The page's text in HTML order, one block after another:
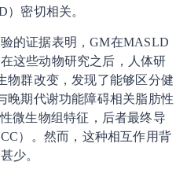
密切相关。
的证据表明，GM在MASLD
这些动物研究之后，人体研
物群改变，发现了能够区分健
晚期代谢功能障碍相关脂肪性
微生物组特征，后者最终导
）。然而，这种相互作用背
少。